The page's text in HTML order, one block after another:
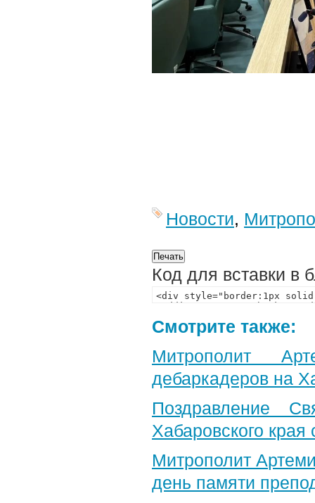
Новости,
Код для вставки в
Смотрите также:
Митрополит
дебаркадеров на
Поздравление
Хабаровского края
Митрополит
день памяти